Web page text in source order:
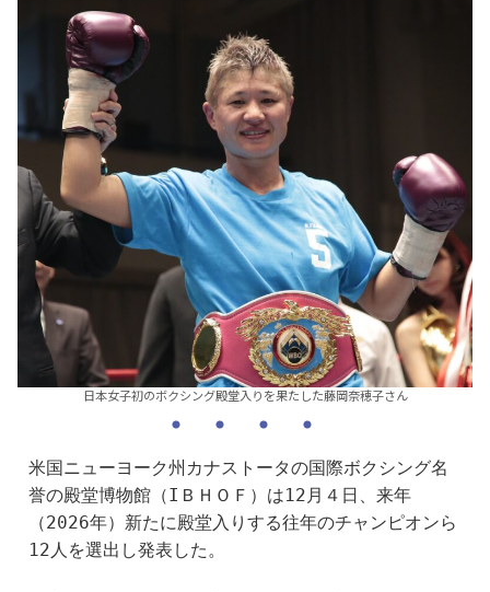
日本女子初のボクシング殿堂入りを果たした藤岡奈穂子さん
米国ニューヨーク州カナストータの国際ボクシング名
誉の殿堂博物館（IＢＨＯＦ）は12月４日、来年
（2026年）新たに殿堂入りする往年のチャンピオンら
12人を選出し発表した。